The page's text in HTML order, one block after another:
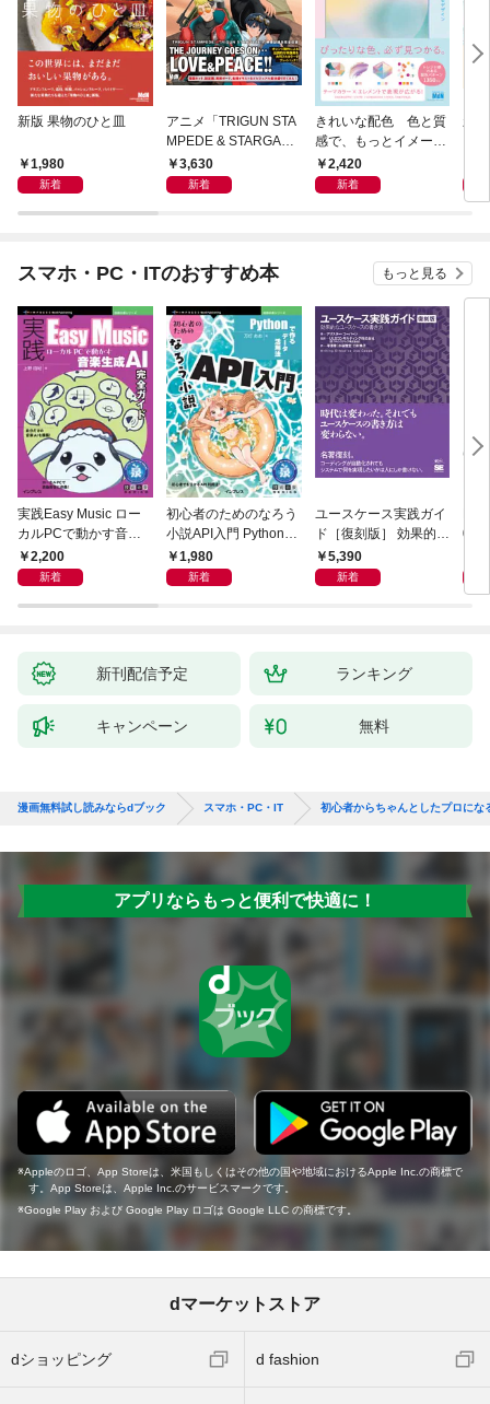
新版 果物のひと皿
1,980
新着
アニメ「TRIGUN STA
MPEDE & STARGAZ
E」 公式コンプリート
ブック
3,630
新着
きれいな配色 色と質
感で、もっとイメージ
が伝わるデザイン
2,420
新着
新
スマホ・PC・ITのおすすめ本 もっと見る
実践Easy Music ロー
カルPCで動かす音楽
生成AI完全ガイド
2,200
新着
初心者のためのなろう
小説API入門 Pythonで
作るデータ活用法
1,980
新着
ユースケース実践ガイ
ド［復刻版］ 効果的な
ユースケースの書き方
5,390
新着
新刊配信予定 ランキング
キャンペーン 無料
漫画無料試し読みならdブック スマホ・PC・IT 初心者からちゃんとしたプロに
アプリならもっと便利で快適に！
Appleのロゴ、App Storeは、米国もしくはその他の国や地域におけるApple Inc.の商標で
す。App Storeは、Apple Inc.のサービスマークです。
Google Play および Google Play ロゴは Google LLC の商標です。
dマーケットストア
dショッピング d fashion